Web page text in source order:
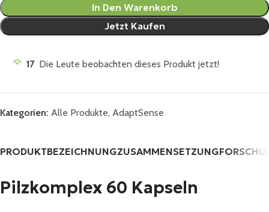
In Den Warenkorb
Jetzt Kaufen
17 Die Leute beobachten dieses Produkt jetzt!
Kategorien: Alle Produkte, AdaptSense
PRODUKTBEZEICHNUNGZUSAMMENSETZUNG
Pilzkomplex 60 Kapseln